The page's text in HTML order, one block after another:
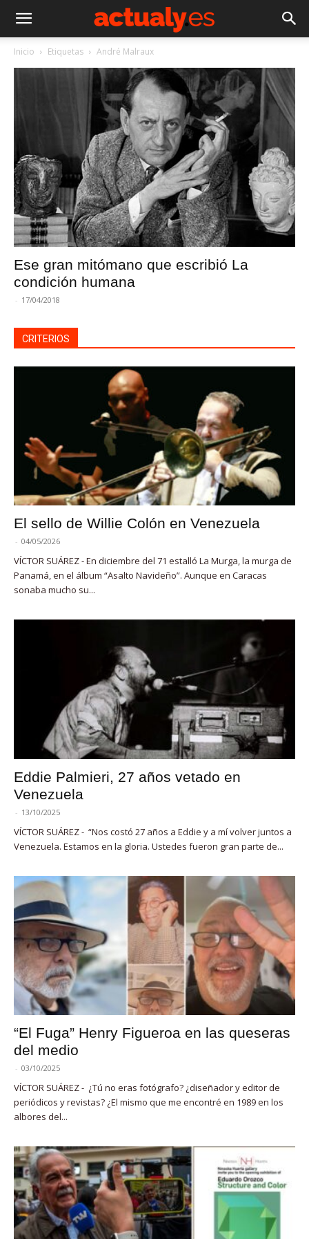
Inicio Etiquetas André Malraux
Ese gran mitómano que escribió La
condición humana
- 17/04/2018
CRITERIOS
El sello de Willie Colón en Venezuela
- 04/05/2026
VÍCTOR SUÁREZ - En diciembre del 71 estalló La Murga, la murga de
Panamá, en el álbum “Asalto Navideño”. Aunque en Caracas
sonaba mucho su...
Eddie Palmieri, 27 años vetado en
Venezuela
- 13/10/2025
VÍCTOR SUÁREZ - “Nos costó 27 años a Eddie y a mí volver juntos a
Venezuela. Estamos en la gloria. Ustedes fueron gran parte de...
“El Fuga” Henry Figueroa en las queseras
del medio
- 03/10/2025
VÍCTOR SUÁREZ - ¿Tú no eras fotógrafo? ¿diseñador y editor de
periódicos y revistas? ¿El mismo que me encontré en 1989 en los
albores del...